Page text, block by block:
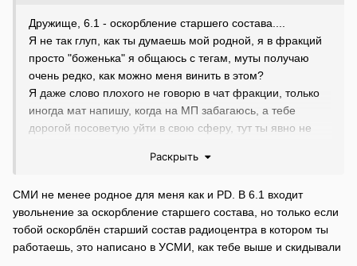
Дружище, 6.1 - оскорбление старшего состава....
Я не так глуп, как ты думаешь мой родной, я в фракций
просто "боженька" я общаюсь с тегам, муты получаю
очень редко, как можно меня винить в этом?
Я даже слово плохого не говорю в чат фракции, только
иногда мат напишу, когда на МП забагаюсь, а тебе
дорогой посоветую уйти в свою сферу, тут ты явно не
Раскрыть
СМИ не менее родное для меня как и PD. В 6.1 входит
увольнение за оскорбление старшего состава, но только если
тобой оскорблён старший состав радиоцентра в котором ты
работаешь, это написано в УСМИ, как тебе выше и скидывали